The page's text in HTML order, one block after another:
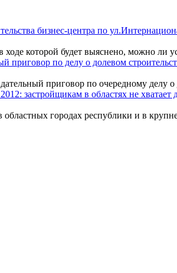
бизнес-центра по
которой будет выяснено, можно ли
приговор по делу о долевом
приговор по очередному делу
застройщикам в областях не хватает
городах республики и в